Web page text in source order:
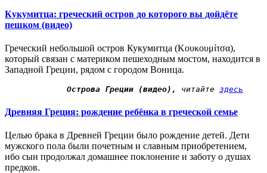
Кукумитца: греческий остров до которого вы дойдёте
пешком (видео)
Греческий небольшой остров Кукумитца (Κουκουμίτσα),
который связан с материком пешеходным мостом, находится в
Западной Греции, рядом с городом Воница.
Острова Греции (видео), читайте здесь
Древняя Греция: рождение ребёнка в греческой семье
Целью брака в Древней Греции было рождение детей. Дети
мужского пола были почетным и славным приобретением,
ибо сын продолжал домашнее поклонение и заботу о душах
предков.